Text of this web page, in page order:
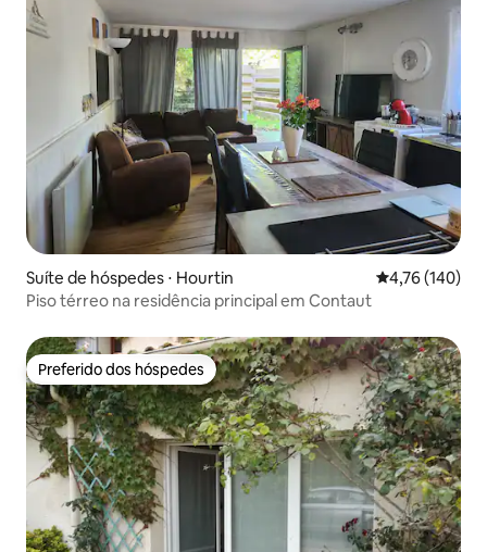
Suíte de hóspedes ⋅ Hourtin 4,76 de uma
4,76 (140)
Piso térreo na residência principal em Contaut
Preferido dos hóspedes
Preferido dos hóspedes